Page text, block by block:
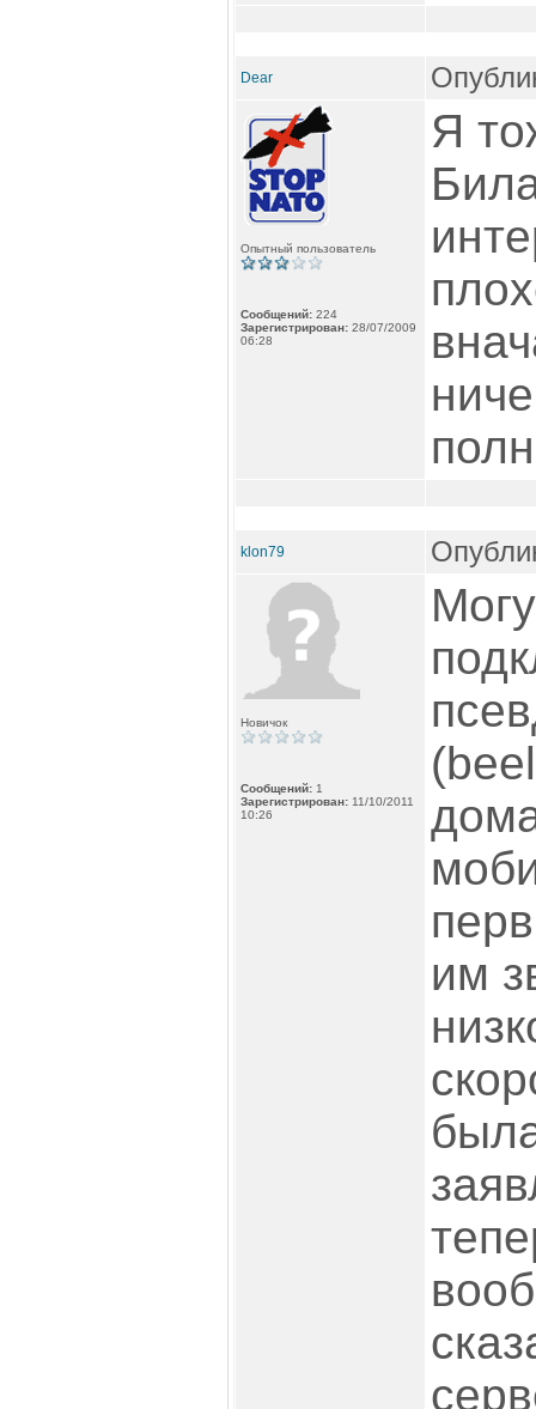
Dear
Опытный пользователь
Сообщений: 224
Зарегистрирован: 28/07/2009
06:28
Я
klon79
Новичок
Сообщений: 1
Зарегистрирован: 11/10/2011
10:26
им